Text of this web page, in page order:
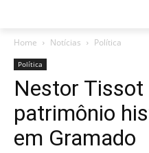
Home Notícias Política
Política
Nestor
patrimônio
em Gramado